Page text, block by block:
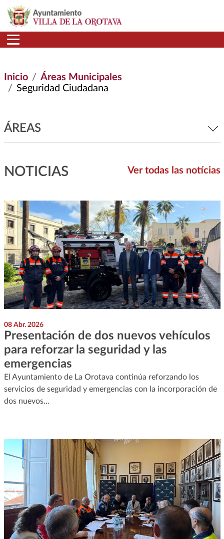
Pasar al contenido principal
Inicio
Áreas Municipales
Seguridad Ciudadana
ÁREAS
NOTICIAS Ver todas las notícias
08 Abr. 2026
Presentación de dos nuevos vehículos
para reforzar la seguridad y las
emergencias
El Ayuntamiento de La Orotava continúa reforzando los
servicios de seguridad y emergencias con la incorporación de
dos nuevos…